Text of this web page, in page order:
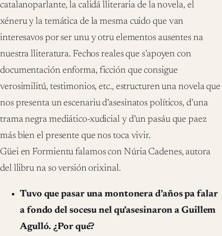
catalanoparlante, la calidá lliteraria de la novela, el
xéneru y la temática de la mesma cuido que van
interesavos por ser unu y otru elementos ausentes na
nuestra lliteratura. Fechos reales que s’apoyen con
documentación enforma, ficción que consigue
verosimilitú, testimonios, etc., estructuren una novela que
nos presenta un escenariu d’asesinatos políticos, d’una
trama negra mediático-xudicial y d’un pasáu que paez
más bien el presente que nos toca vivir.
Güei en Formientu falamos con Núria Cadenes, autora
del llibru na so versión orixinal.
Tuvo que pasar una montonera d’años pa falar
a fondo del socesu nel qu’asesinaron a Guillem
Agulló. ¿Por qué?